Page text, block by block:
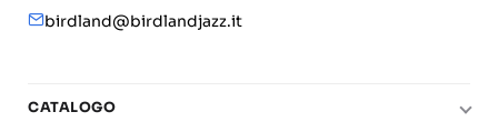
birdland@birdlandjazz.it
CATALOGO